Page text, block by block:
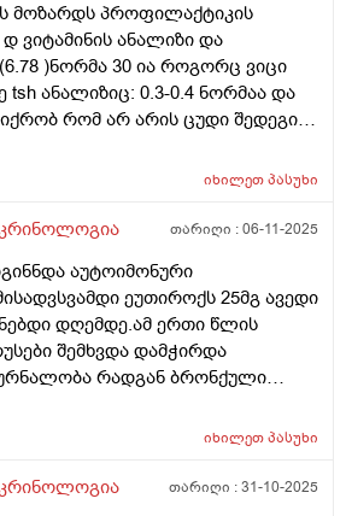
მომაკვიდენებელი მხარეები) . ეს
სხივებს ხომ არ შეეძლო
კვანძის ფონზე შეიძლება
სარგებლობა? მადლობა დიდი
მოზარდს პროფილაქტიკის
ვიტამინის ანალიზი და
)ნორმა 30 ია როგორც ვიცი
tsh ანალიზიც: 0.3-0.4 ნორმაა და
რომ არ არის ცუდი შედეგი
ეს შედეგი შეცვალოს თუ არ მიიღო
იხილეთპასუხი
თარიღი :06-11-2025
აუტოიმონური
ეუთიროქს 25მგ ავედი
დღემდე.ამ ერთი წლის
შემხვდა დამჭირდა
რადგან ბრონქული
შემხვდა.ავიღე ანალიზები
რკინა ფერიტინი მომატებული
იხილეთპასუხი
თარიღი :31-10-2025